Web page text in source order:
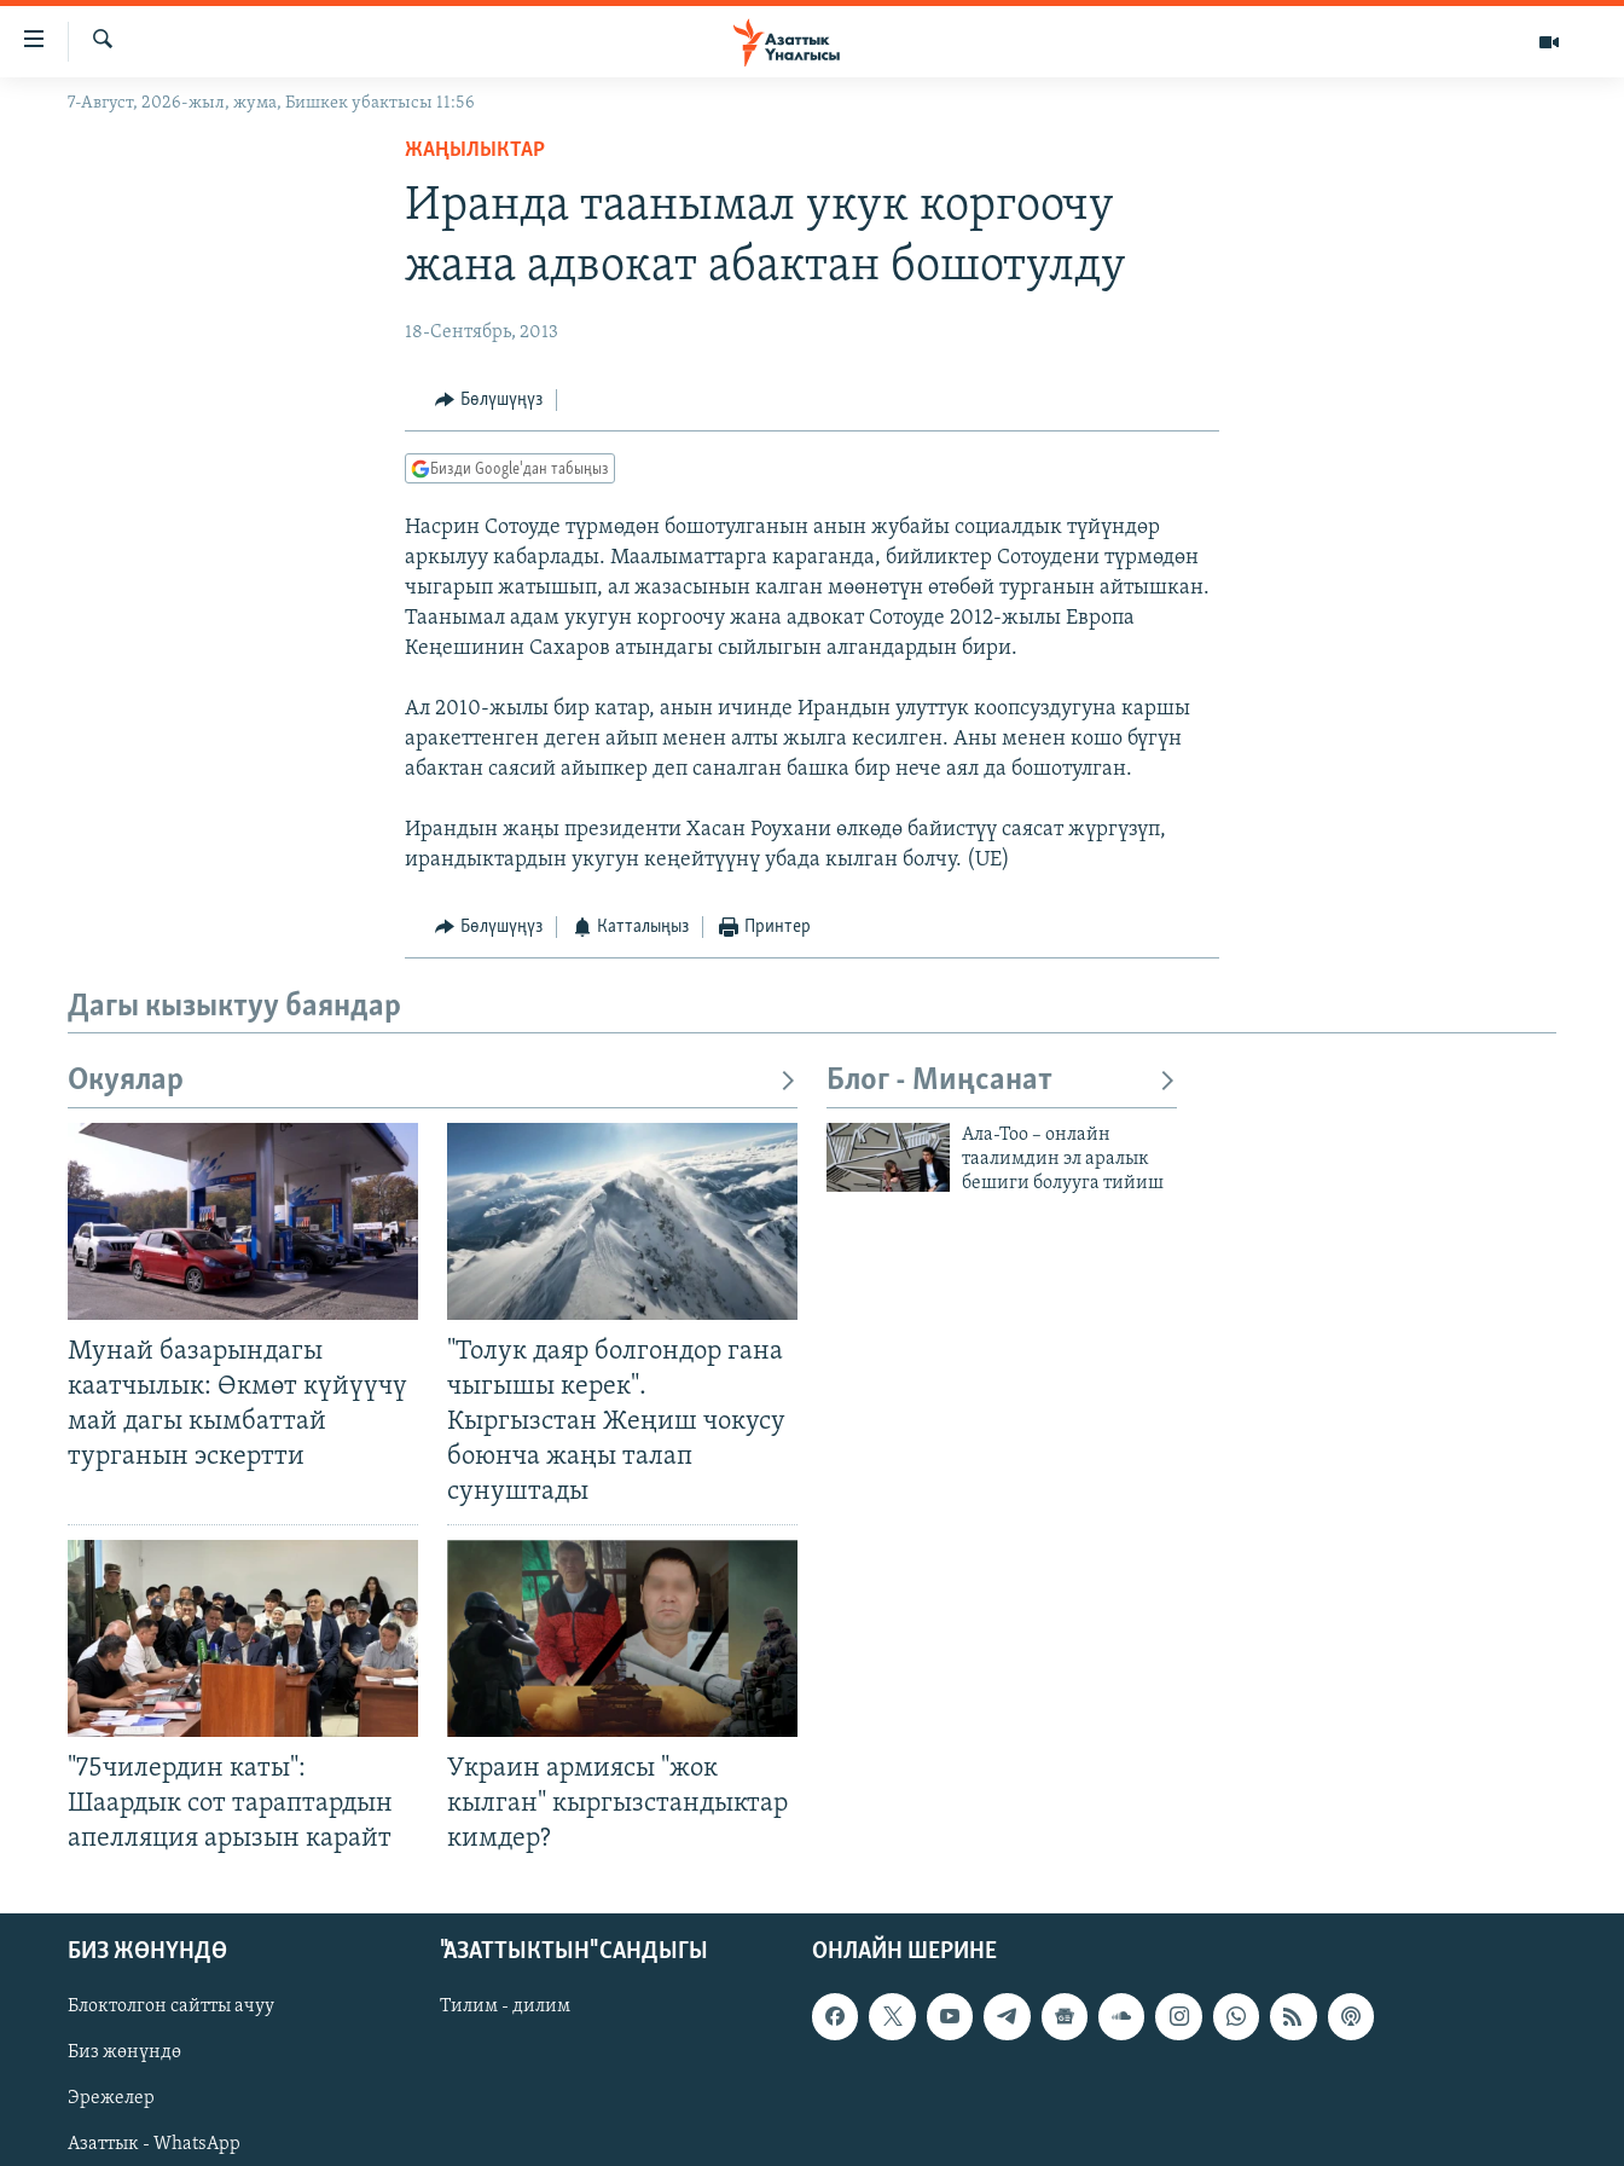
Линктер
Мазмунга
Навигацияга
ЖАҢЫЛЫКТАР
Русский
ОНЛАЙН ШЕРИНЕ
Издөө
7-Август, 2026-жыл, жума, Бишкек убактысы 11:56
ЖАҢЫЛЫКТАР
Иранда таанымал укук коргоочу
жана адвокат абактан бошотулду
18-Сентябрь, 2013
Бөлүшүңүз
Бизди Google'дан табыңыз
Насрин Сотоуде түрмөдөн бошотулганын анын жубайы социалдык түйүндөр
аркылуу кабарлады. Маалыматтарга караганда, бийликтер Сотоудени түрмөдөн
чыгарып жатышып, ал жазасынын калган мөөнөтүн өтөбөй турганын айтышкан.
Таанымал адам укугун коргоочу жана адвокат Сотоуде 2012-жылы Европа
Кеңешинин Сахаров атындагы сыйлыгын алгандардын бири.
Ал 2010-жылы бир катар, анын ичинде Ирандын улуттук коопсуздугуна каршы
аракеттенген деген айып менен алты жылга кесилген. Аны менен кошо бүгүн
абактан саясий айыпкер деп саналган башка бир нече аял да бошотулган.
Ирандын жаңы президенти Хасан Роухани өлкөдө байистүү саясат жүргүзүп,
ирандыктардын укугун кеңейтүүнү убада кылган болчу. (UE)
Бөлүшүңүз Катталыңыз Принтер
Дагы кызыктуу баяндар
Окуялар
Мунай базарындагы
каатчылык: Өкмөт күйүүчү
май дагы кымбаттай
турганын эскертти
"Толук даяр болгондор гана
чыгышы керек".
Кыргызстан Жеңиш чокусу
боюнча жаңы талап
сунуштады
"75чилердин каты":
Шаардык сот тараптардын
апелляция арызын карайт
Украин армиясы "жок
кылган" кыргызстандыктар
кимдер?
Блог - Миңсанат
Ала-Тоо – онлайн
таалимдин эл аралык
бешиги болууга тийиш
ОНЛАЙН ШЕРИНЕ
БИЗ ЖӨНҮНДӨ
Блоктолгон сайтты ачуу
Биз жөнүндө
Эрежелер
Азаттык - WhatsApp
"АЗАТТЫКТЫН" САНДЫГЫ
Тилим - дилим